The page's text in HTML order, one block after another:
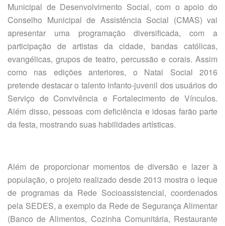
Municipal de Desenvolvimento Social, com o apoio do
Conselho Municipal de Assistência Social (CMAS) vai
apresentar uma programação diversificada, com a
participação de artistas da cidade, bandas católicas,
evangélicas, grupos de teatro, percussão e corais. Assim
como nas edições anteriores, o Natal Social 2016
pretende destacar o talento infanto-juvenil dos usuários do
Serviço de Convivência e Fortalecimento de Vínculos.
Além disso, pessoas com deficiência e idosas farão parte
da festa, mostrando suas habilidades artísticas.
Além de proporcionar momentos de diversão e lazer à
população, o projeto realizado desde 2013 mostra o leque
de programas da Rede Socioassistencial, coordenados
pela SEDES, a exemplo da Rede de Segurança Alimentar
(Banco de Alimentos, Cozinha Comunitária, Restaurante